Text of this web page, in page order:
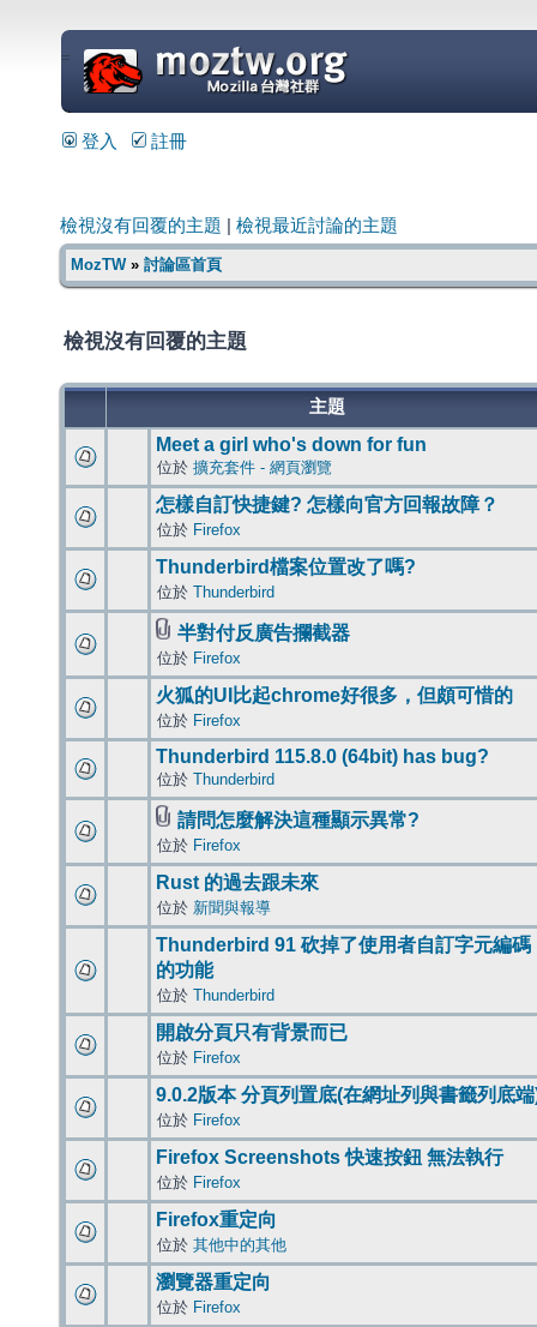
=
登入 註冊
檢視沒有回覆的主題 檢視最近討論的主題
MozTW» 討論區首頁
檢視沒有回覆的主題
主題
Meet a girl who's down for fun
位於 擴充套件 - 網頁瀏覽
怎樣自訂快捷鍵? 怎樣向官方回報故障？
位於 Firefox
Thunderbird檔案位置改了嗎?
位於 Thunderbird
半對付反廣告攔截器
位於 Firefox
火狐的UI比起chrome好很多，但頗可惜的
位於 Firefox
Thunderbird 115.8.0 (64bit) has bug?
位於 Thunderbird
請問怎麼解決這種顯示異常?
位於 Firefox
Rust 的過去跟未來
位於 新聞與報導
Thunderbird 91 砍掉了使用者自訂字元編碼
的功能
位於 Thunderbird
開啟分頁只有背景而已
位於 Firefox
9.0.2版本 分頁列置底(在網址列與書籤列底
位於 Firefox
Firefox Screenshots 快速按鈕 無法執行
位於 Firefox
Firefox重定向
位於 其他中的其他
瀏覽器重定向
位於 Firefox